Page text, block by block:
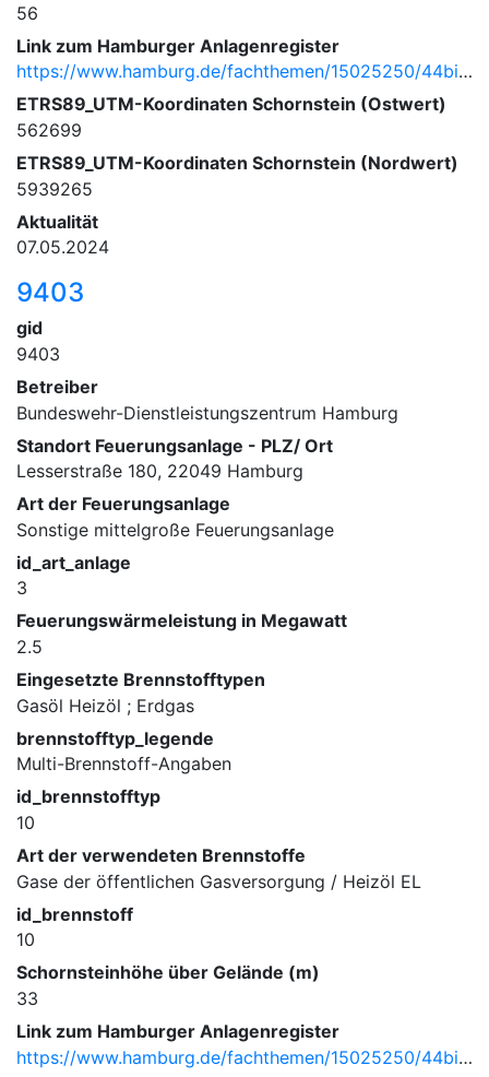
56
Link zum Hamburger Anlagenregister
https://www.hamburg.de/fachthemen/15025250/44bimschv/
ETRS89_UTM-Koordinaten Schornstein (Ostwert)
562699
ETRS89_UTM-Koordinaten Schornstein (Nordwert)
5939265
Aktualität
07.05.2024
9403
gid
9403
Betreiber
Bundeswehr-Dienstleistungszentrum Hamburg
Standort Feuerungsanlage - PLZ/ Ort
Lesserstraße 180, 22049 Hamburg
Art der Feuerungsanlage
Sonstige mittelgroße Feuerungsanlage
id_art_anlage
3
Feuerungswärmeleistung in Megawatt
2.5
Eingesetzte Brennstofftypen
Gasöl Heizöl ; Erdgas
brennstofftyp_legende
Multi-Brennstoff-Angaben
id_brennstofftyp
10
Art der verwendeten Brennstoffe
Gase der öffentlichen Gasversorgung / Heizöl EL
id_brennstoff
10
Schornsteinhöhe über Gelände (m)
33
Link zum Hamburger Anlagenregister
https://www.hamburg.de/fachthemen/15025250/44bimschv/